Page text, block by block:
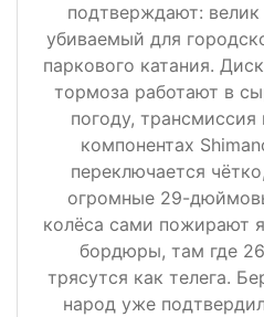
подтверждают: велик
убиваемый для
паркового катания.
тормоза работают в
погоду, трансмиссия
компонентах
переключается
огромные 29-
колёса сами пожирают
бордюры, там где
трясутся как телега.
народ уже